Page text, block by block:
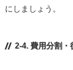
にしましょう。
2-4. 費用分割・